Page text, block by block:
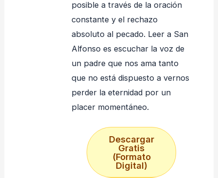
posible a través de la oración
constante y el rechazo
absoluto al pecado. Leer a San
Alfonso es escuchar la voz de
un padre que nos ama tanto
que no está dispuesto a vernos
perder la eternidad por un
placer momentáneo.
Descargar
Gratis
(Formato
Digital)